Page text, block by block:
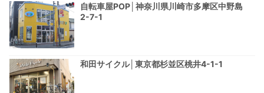
自転車屋POP│神奈川県川崎市多摩区中野島
2-7-1
和田サイクル│東京都杉並区桃井4-1-1